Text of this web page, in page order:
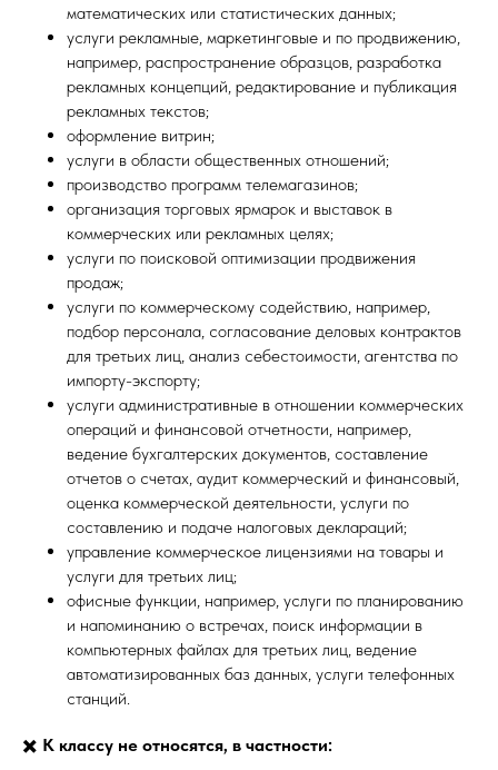
математических или статистических данных;
услуги рекламные, маркетинговые и по продвижению,
например, распространение образцов, разработка
рекламных концепций, редактирование и публикация
рекламных текстов;
оформление витрин;
услуги в области общественных отношений;
производство программ телемагазинов;
организация торговых ярмарок и выставок в
коммерческих или рекламных целях;
услуги по поисковой оптимизации продвижения
продаж;
услуги по коммерческому содействию, например,
подбор персонала, согласование деловых контрактов
для третьих лиц, анализ себестоимости, агентства по
импорту-экспорту;
услуги административные в отношении коммерческих
операций и финансовой отчетности, например,
ведение бухгалтерских документов, составление
отчетов о счетах, аудит коммерческий и финансовый,
оценка коммерческой деятельности, услуги по
составлению и подаче налоговых деклараций;
управление коммерческое лицензиями на товары и
услуги для третьих лиц;
офисные функции, например, услуги по планированию
и напоминанию о встречах, поиск информации в
компьютерных файлах для третьих лиц, ведение
автоматизированных баз данных, услуги телефонных
станций.
✖️ К классу не относятся, в частности: